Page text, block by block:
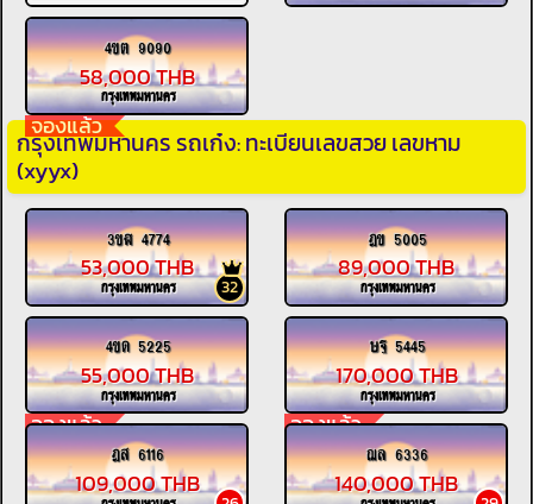
4ขต 9090
จองแล้ว
58,000 THB
กรุงเทพมหานคร
กรุงเทพมหานคร รถเก๋ง: ทะเบียนเลขสวย เลขหาม
(xyyx)
3ขฬ 4774
32
53,000 THB
กรุงเทพมหานคร
ฎข 5005
89,000 THB
กรุงเทพมหานคร
4ขด 5225
จองแล้ว
55,000 THB
กรุงเทพมหานคร
ษฐ 5445
จองแล้ว
170,000 THB
กรุงเทพมหานคร
ฎส 6116
109,000 THB
ฌล 6336
140,000 THB